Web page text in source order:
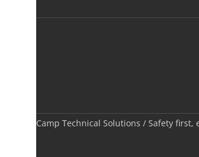
Camp Technical Solutions / Safety